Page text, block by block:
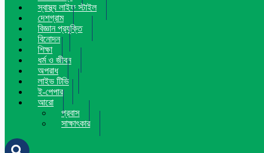
স্বাস্থ্য লাইফ স্টাইল
দেশগ্রাম
বিজ্ঞান প্রযুক্তি
বিনোদন
শিক্ষা
ধর্ম ও জীবন
অপরাধ
লাইভ টিভি
ই-পেপার
আরো
প্রবাস
সাক্ষাৎকার